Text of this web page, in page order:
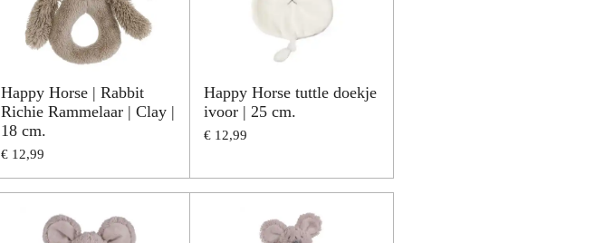
Happy Horse | Rabbit
Richie Rammelaar | Clay |
18 cm.
€ 12,99
Happy Horse tuttle doekje
ivoor | 25 cm.
€ 12,99